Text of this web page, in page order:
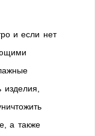
и если нет
а также